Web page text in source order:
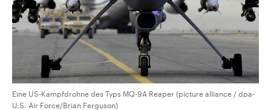
Eine US-Kampfdrohne des Typs MQ-9A Reaper (picture alliance / dpa-
U.S. Air Force/Brian Ferguson)